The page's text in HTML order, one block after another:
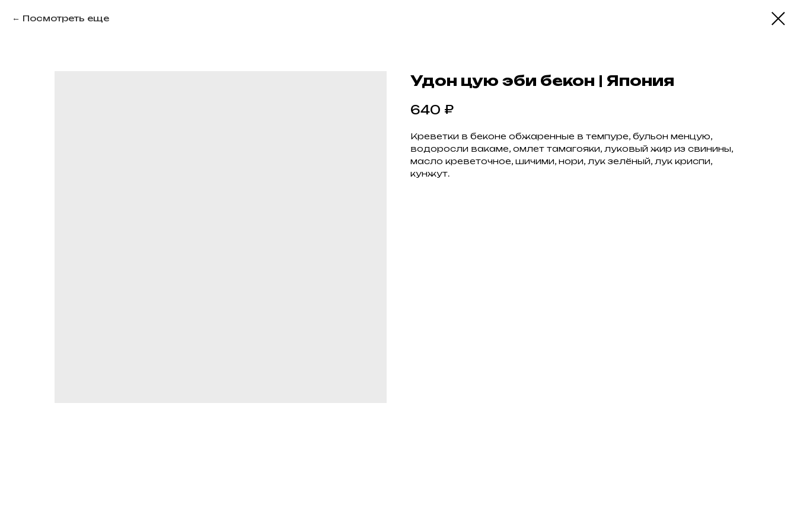
Посмотреть еще
Удон цую эби бекон | Япония
640 ₽
Креветки в беконе обжаренные в темпуре, бульон менцую,
водоросли вакаме, омлет тамагояки, луковый жир из свинины,
масло креветочное, шичими, нори, лук зелёный, лук криспи,
кунжут.